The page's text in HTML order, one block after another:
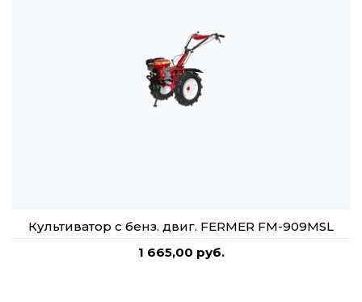
Культиватор с бенз. двиг. FERMER FM-909MSL
1 665,00 руб.